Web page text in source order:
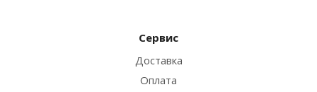
Сервис
Доставка
Оплата